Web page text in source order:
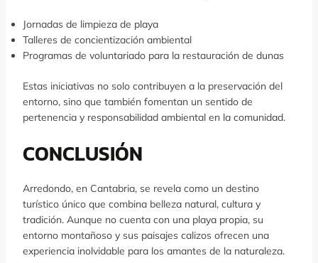
Jornadas de limpieza de playa
Talleres de concientización ambiental
Programas de voluntariado para la restauración de dunas
Estas iniciativas no solo contribuyen a la preservación del
entorno, sino que también fomentan un sentido de
pertenencia y responsabilidad ambiental en la comunidad.
CONCLUSIÓN
Arredondo, en Cantabria, se revela como un destino
turístico único que combina belleza natural, cultura y
tradición. Aunque no cuenta con una playa propia, su
entorno montañoso y sus paisajes calizos ofrecen una
experiencia inolvidable para los amantes de la naturaleza.